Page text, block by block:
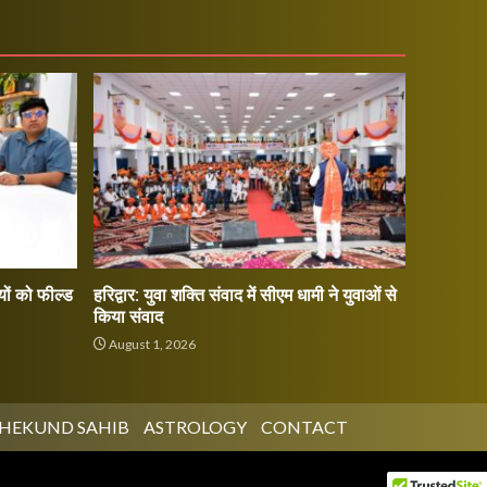
को फील्ड
हरिद्वार: युवा शक्ति संवाद में सीएम धामी ने युवाओं से
किया संवाद
August 1, 2026
SAHIB ASTROLOGY CONTACT